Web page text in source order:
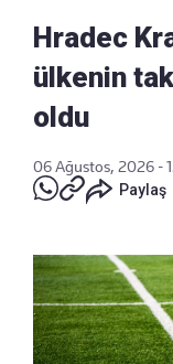
Hradec
ülkenin
oldu
06 Ağustos, 2026 -
Paylaş